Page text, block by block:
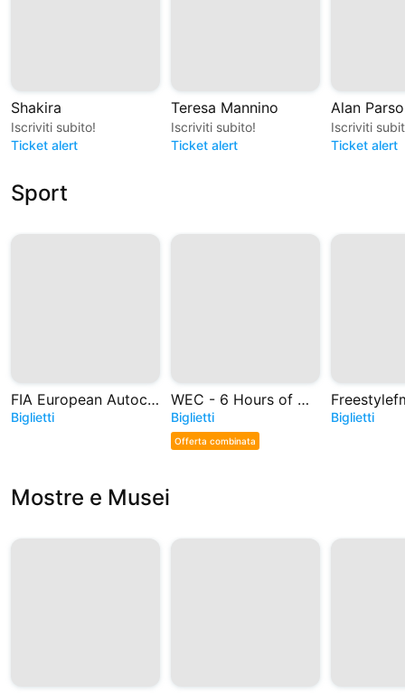
Shakira
Iscriviti subito!
Ticket alert
Teresa Mannino
Iscriviti subito!
Ticket alert
Alan
Iscriviti
Ticket alert
Sport
FIA European Autocross and Cross Car Championships
Biglietti
WEC - 6 Hours of Monza 2026
Biglietti
Offerta combinata
Biglietti
Mostre e Musei